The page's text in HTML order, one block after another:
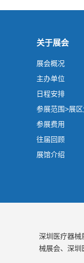
关于展会
展会概况
主办单位
日程安排
参展范围>展
参展费用
往届回顾
展馆介绍
深圳医疗器械
械展会、深圳